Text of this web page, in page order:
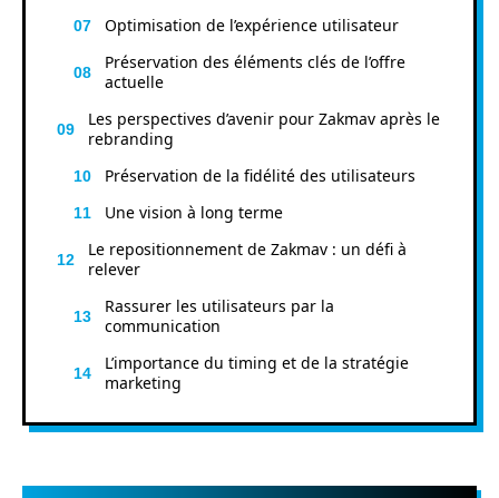
Optimisation de l’expérience utilisateur
Préservation des éléments clés de l’offre
actuelle
Les perspectives d’avenir pour Zakmav après le
rebranding
Préservation de la fidélité des utilisateurs
Une vision à long terme
Le repositionnement de Zakmav : un défi à
relever
Rassurer les utilisateurs par la
communication
L’importance du timing et de la stratégie
marketing